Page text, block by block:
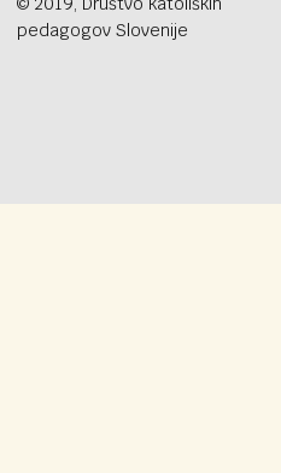
pedagogov Slovenije